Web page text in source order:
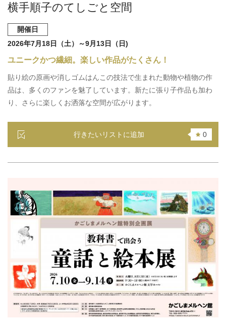
横手順子のてしごと空間
開催日
2026年7月18日（土）～9月13日（日)
ユニークかつ繊細。楽しい作品がたくさん！
貼り絵の原画や消しゴムはんこの技法で生まれた動物や植物の作
品は、多くのファンを魅了しています。新たに張り子作品も加わ
り、さらに楽しくお洒落な空間が広がります。
行きたいリストに追加 0